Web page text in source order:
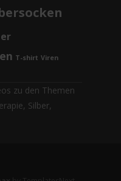
T-shirt Viren
zu den Themen
Silber,